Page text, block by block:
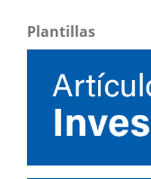
Plantillas